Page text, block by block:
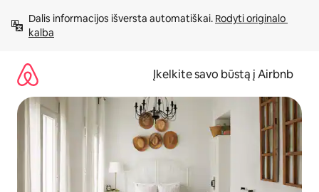
prie
turinio
Dalis informacijos išversta automatiškai. Rodyti originalo
kalba
Įkelkite savo būstą į Airbnb